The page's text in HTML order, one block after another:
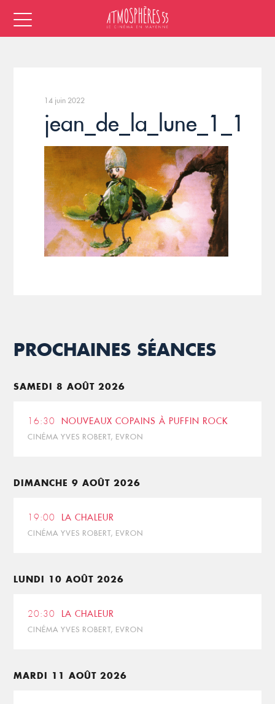
14 juin 2022
jean_de_la_lune_1_1
PROCHAINES SÉANCES
SAMEDI 8 AOÛT 2026
16:30 NOUVEAUX COPAINS À PUFFIN ROCK
CINÉMA YVES ROBERT, EVRON
DIMANCHE 9 AOÛT 2026
19:00 LA CHALEUR
CINÉMA YVES ROBERT, EVRON
LUNDI 10 AOÛT 2026
20:30 LA CHALEUR
CINÉMA YVES ROBERT, EVRON
MARDI 11 AOÛT 2026